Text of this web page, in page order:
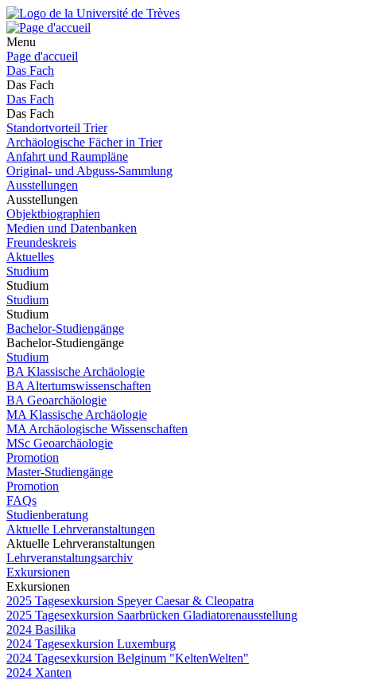
Menu
Page d'accueil
Das Fach
Das Fach
Das Fach
Das Fach
Standortvorteil Trier
Archäologische Fächer in Trier
Anfahrt und Raumpläne
Original- und Abguss-Sammlung
Ausstellungen
Ausstellungen
Objektbiographien
Medien und Datenbanken
Freundeskreis
Aktuelles
Studium
Studium
Studium
Studium
Bachelor-Studiengänge
Bachelor-Studiengänge
Studium
BA Klassische Archäologie
BA Altertumswissenschaften
BA Geoarchäologie
MA Klassische Archäologie
MA Archäologische Wissenschaften
MSc Geoarchäologie
Promotion
Master-Studiengänge
Promotion
FAQs
Studienberatung
Aktuelle Lehrveranstaltungen
Aktuelle Lehrveranstaltungen
Lehrveranstaltungsarchiv
Exkursionen
Exkursionen
2025 Tagesexkursion Speyer Caesar & Cleopatra
2025 Tagesexkursion Saarbrücken Gladiatorenausstellung
2024 Basilika
2024 Tagesexkursion Luxemburg
2024 Tagesexkursion Belginum "KeltenWelten"
2024 Xanten